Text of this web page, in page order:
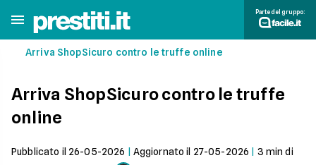
Parte del gruppo:
Arriva ShopSicuro contro le truffe online
Arriva ShopSicuro contro le truffe
online
Pubblicato il 26-05-2026 Aggiornato il 27-05-2026 3 min di